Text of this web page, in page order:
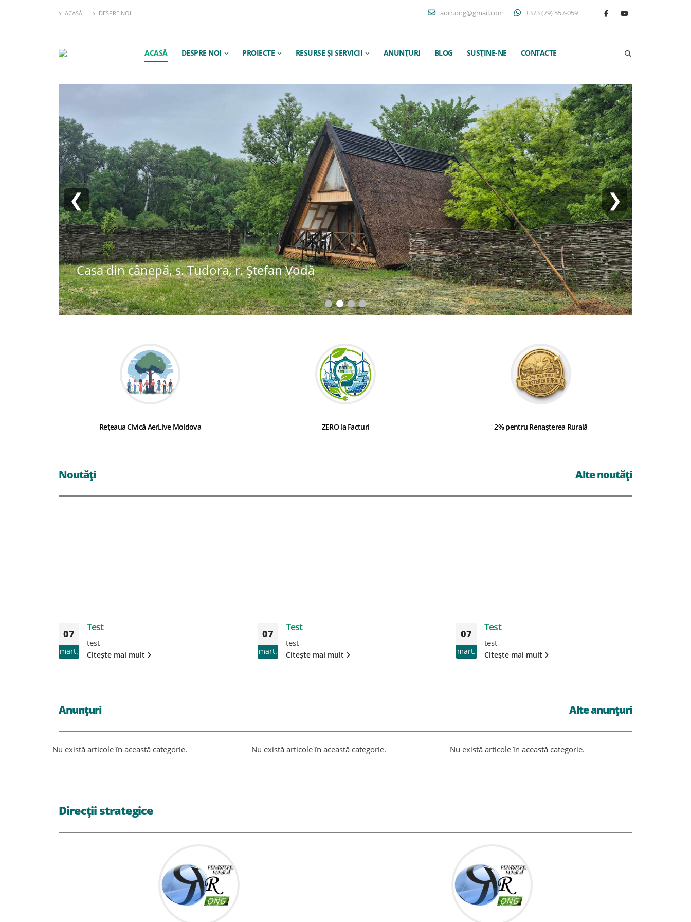
ACASĂ DESPRE NOI aorr.ong@gmail.com +373 (79) 557-059
ACASĂ DESPRE NOI PROIECTE RESURSE ȘI SERVICII ANUNȚURI BLOG SUSȚINE-NE CONTACTE
Casa din cânepă, s. Tudora, r. Ștefan Vodă
❮ ❯
Rețeaua Civică AerLive Moldova ZERO la Facturi 2% pentru Renașterea Rurală
Noutăți Alte noutăți
07
mart.
Test
test
Citește mai mult
07
mart.
Test
test
Citește mai mult
07
mart.
Test
test
Citește mai mult
Anunțuri Alte anunțuri
Nu există articole în această categorie. Nu există articole în această categorie. Nu există articole în această categorie.
Direcții strategice